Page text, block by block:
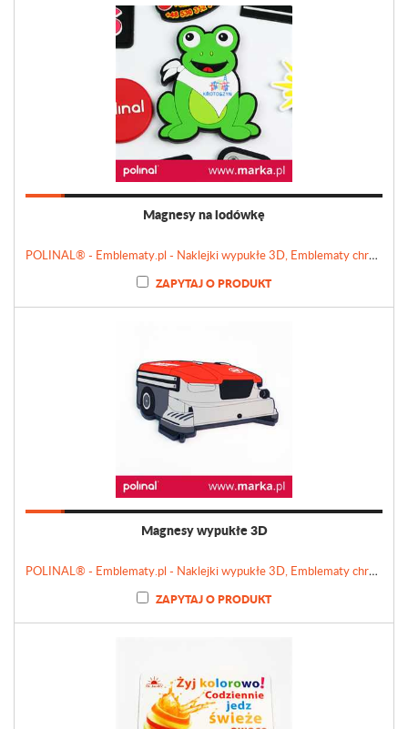
Magnesy na lodówkę
POLINAL® - Emblematy.pl - Naklejki wypukłe 3D, Emblematy chromowane, Tabliczki, Etykiety
ZAPYTAJ O PRODUKT
Magnesy wypukłe 3D
POLINAL® - Emblematy.pl - Naklejki wypukłe 3D, Emblematy chromowane, Tabliczki, Etykiety
ZAPYTAJ O PRODUKT